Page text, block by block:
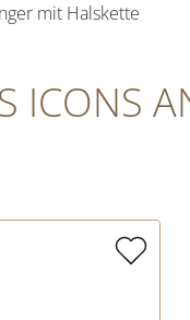
mit Halskette
ICONS